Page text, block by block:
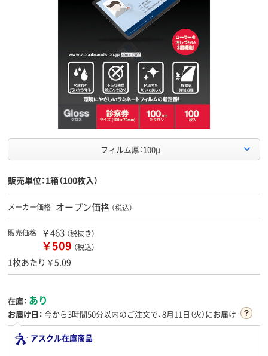
フィルム厚：100μ
販売単位：1箱（100枚入）
メーカー価格 オープン価格 （税込）
販売価格 ￥463 （税抜き）
￥509 （税込）
1枚あたり￥5.09
在庫： あり
お届け日： 今から3時間50分以内のご注文で、8月11日（火）にお届け
アスクル在庫商品